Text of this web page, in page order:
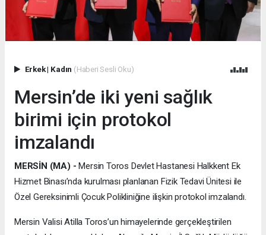
Erkek| Kadın (Haberi Sesli Oku)
Mersin’de iki yeni sağlık
birimi için protokol
imzalandı
MERSİN (MA) - Mersin Toros Devlet Hastanesi Halkkent Ek
Hizmet Binası’nda kurulması planlanan Fizik Tedavi Ünitesi ile
Özel Gereksinimli Çocuk Polikliniğine ilişkin protokol imzalandı.
Mersin Valisi Atilla Toros’un himayelerinde gerçekleştirilen